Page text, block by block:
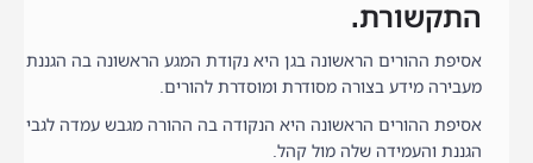
התקשורת.
אסיפת ההורים הראשונה בגן היא נקודת המגע הראשונה בה הגננת
מעבירה מידע בצורה מסודרת ומוסדרת להורים.
אסיפת ההורים הראשונה היא הנקודה בה ההורה מגבש עמדה לגבי
הגננת והעמידה שלה מול קהל.